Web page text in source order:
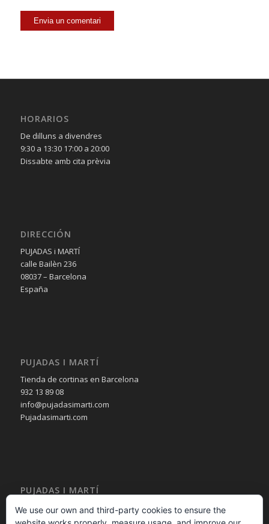
HORARIOS
De dilluns a divendres
9:30 a 13:30 17:00 a 20:00
Dissabte amb cita prèvia
DIRECCIÓN
PUJADAS i MARTÍ
calle Bailèn 236
08037 – Barcelona
España
PUJADAS I MARTÍ
Tienda de cortinas en Barcelona
932 13 89 08
info@pujadasimarti.com
Pujadasimarti.com
PUJADAS I MARTÍ
Cortinas en Barcelona
Tendencia en cortinas
We use our own and third-party cookies to ensure the